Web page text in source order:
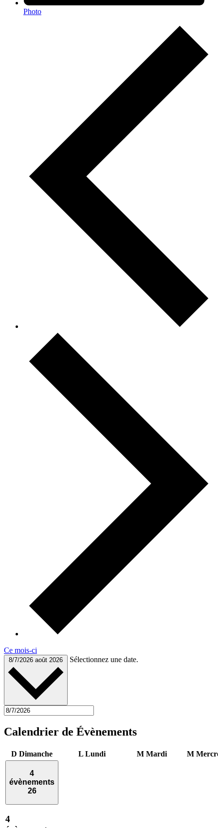
Photo
Ce mois-ci
8/7/2026 août 2026 Sélectionnez une date.
Calendrier de Évènements
D Dimanche L Lundi M Mardi M
4
évènements
26
4